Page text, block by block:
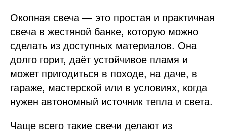
Окопная свеча — это простая и практичная
свеча в жестяной банке, которую можно
сделать из доступных материалов. Она
долго горит, даёт устойчивое пламя и
может пригодиться в походе, на даче, в
гараже, мастерской или в условиях, когда
нужен автономный источник тепла и света.
Чаще всего такие свечи делают из